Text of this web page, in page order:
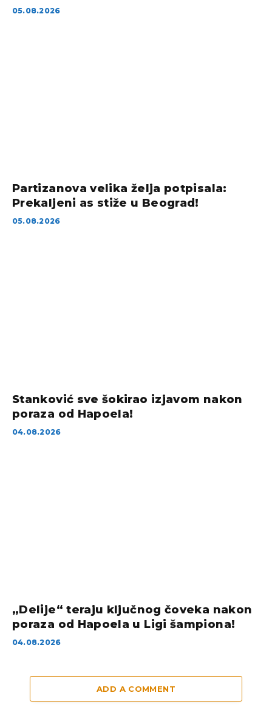
05.08.2026
Partizanova velika želja potpisala:
Prekaljeni as stiže u Beograd!
05.08.2026
Stanković sve šokirao izjavom nakon
poraza od Hapoela!
04.08.2026
„Delije“ teraju ključnog čoveka nakon
poraza od Hapoela u Ligi šampiona!
04.08.2026
ADD A COMMENT